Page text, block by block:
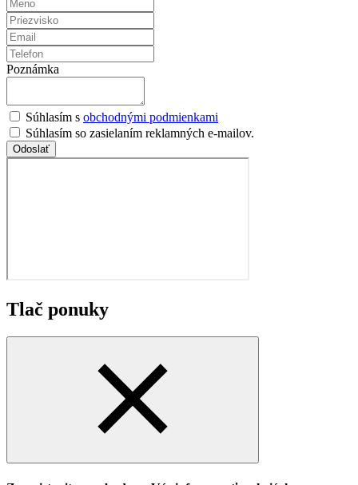
Poznámka
Súhlasím s obchodnými podmienkami
Súhlasím so zasielaním reklamných e-mailov.
Odoslať
Tlač ponuky